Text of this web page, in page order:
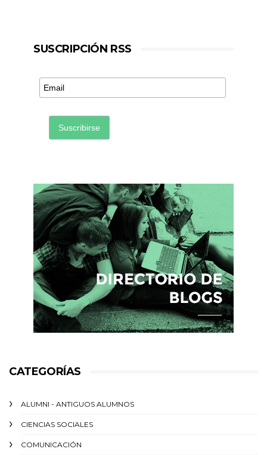
SUSCRIPCIÓN RSS
CATEGORÍAS
ALUMNI - ANTIGUOS ALUMNOS
CIENCIAS SOCIALES
COMUNICACIÓN